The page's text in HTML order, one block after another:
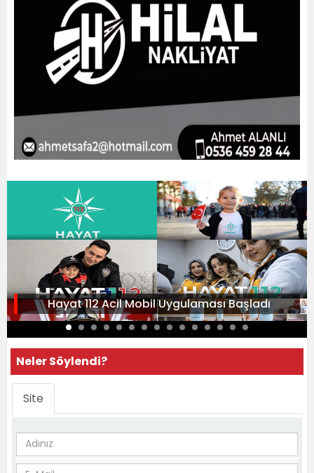
Hayat 112 Acil Mobil Uygulaması Başladı
Neler Söylendi?
Site